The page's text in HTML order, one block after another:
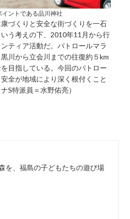
イントである品川神社
づくりと安全な街づくりを一石
う考えの下、2010年11月から行
ティア活動だ。パトロールマラ
川から立会川までの往復約５km
目指している。今回のパトロー
全が地域により深く根付くこと
S特派員＝水野佑亮）
を、福島の子どもたちの遊び場